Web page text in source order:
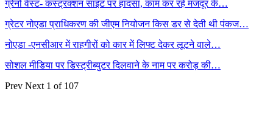
ग्रेनो वेस्ट- कंस्ट्रक्शन साइट पर हादसा, काम कर रहे मजदूर के…
ग्रेटर नोएडा प्राधिकरण की जीएम नियोजन किस डर से देती थी पंकज…
नोएडा -एनसीआर में राहगीरों को कार में लिफ्ट देकर लूटने वाले…
सोशल मीडिया पर डिस्ट्रीब्युटर दिलवाने के नाम पर करोड़ की…
Prev Next 1 of 107